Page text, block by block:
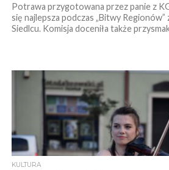
Potrawa przygotowana przez panie z
się najlepsza podczas „Bitwy
Siedlcu. Komisja doceniła także
KULTURA